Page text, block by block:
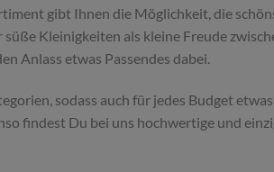
gibt Ihnen die Möglichkeit, die
Kleinigkeiten als kleine Freude
Anlass etwas Passendes dabei.
sodass auch für jedes Budget
findest Du bei uns hochwertige und